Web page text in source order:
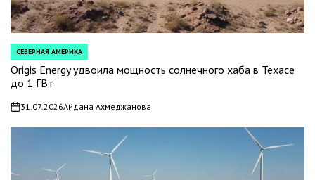
POSTED
IN
СЕВЕРНАЯ АМЕРИКА
Origis Energy удвоила мощность солнечного хаба в Техасе
до 1 ГВт
on31.07.2026Айдана Ахмеджанова